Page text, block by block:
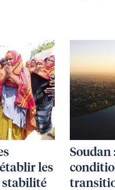
les
stabilité
Soudan